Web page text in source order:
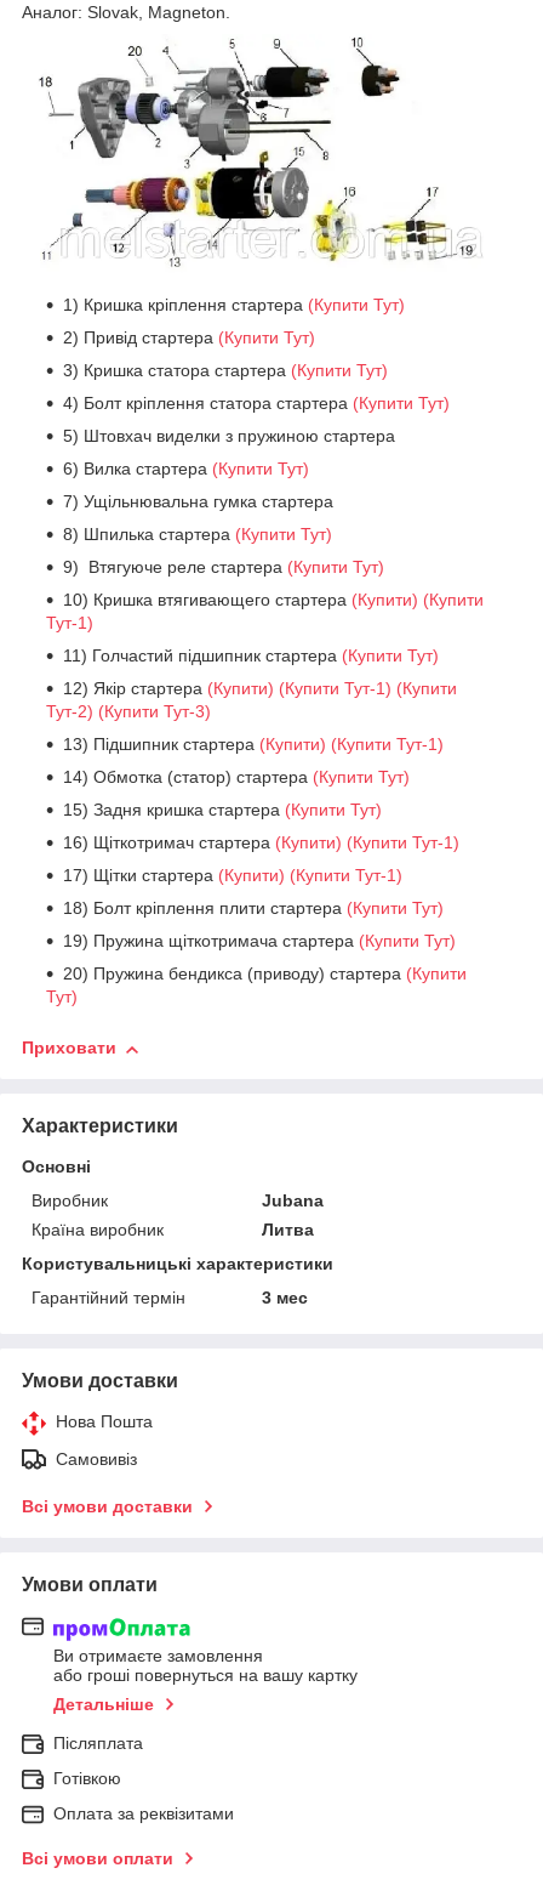
Аналог: Slovak, Magneton.
1) Кришка кріплення стартера (Купити Тут)
2) Привід стартера (Купити Тут)
3) Кришка статора стартера (Купити Тут)
4) Болт кріплення статора стартера (Купити Тут)
5) Штовхач виделки з пружиною стартера
6) Вилка стартера (Купити Тут)
7) Ущільнювальна гумка стартера
8) Шпилька стартера (Купити Тут)
9) Втягуюче реле стартера (Купити Тут)
10) Кришка втягивающего стартера (Купити) (Купити
Тут-1)
11) Голчастий підшипник стартера (Купити Тут)
12) Якір стартера (Купити) (Купити Тут-1) (Купити
Тут-2) (Купити Тут-3)
13) Підшипник стартера (Купити) (Купити Тут-1)
14) Обмотка (статор) стартера (Купити Тут)
15) Задня кришка стартера (Купити Тут)
16) Щіткотримач стартера (Купити) (Купити Тут-1)
17) Щітки стартера (Купити) (Купити Тут-1)
18) Болт кріплення плити стартера (Купити Тут)
19) Пружина щіткотримача стартера (Купити Тут)
20) Пружина бендикса (приводу) стартера (Купити
Тут)
Приховати
Характеристики
Основні
Виробник
Jubana
Країна виробник
Литва
Користувальницькі характеристики
Гарантійний термін
3 мес
Умови доставки
Нова Пошта
Самовивіз
Всі умови доставки
Умови оплати
Ви отримаєте замовлення
або гроші повернуться на вашу картку
Детальніше
Післяплата
Готівкою
Оплата за реквізитами
Всі умови оплати